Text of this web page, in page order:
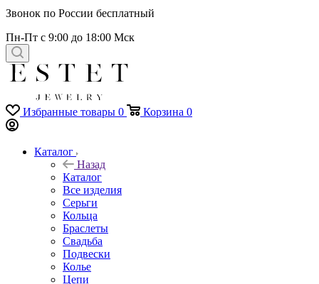
Звонок по России бесплатный
Пн-Пт с 9:00 до 18:00 Мск
Избранные товары 0 Корзина 0
Каталог
Назад
Каталог
Все изделия
Серьги
Кольца
Браслеты
Свадьба
Подвески
Колье
Цепи